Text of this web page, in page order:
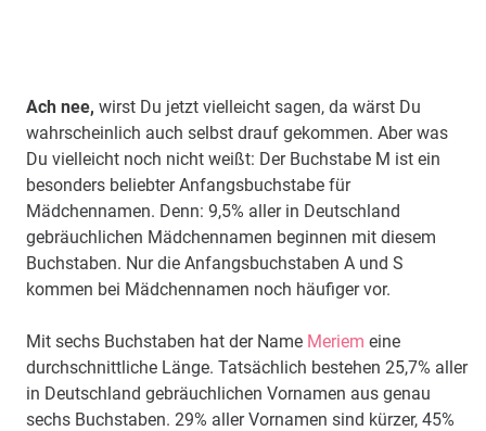
Ach nee, wirst Du jetzt vielleicht sagen, da wärst Du
wahrscheinlich auch selbst drauf gekommen. Aber was
Du vielleicht noch nicht weißt: Der Buchstabe M ist ein
besonders beliebter Anfangsbuchstabe für
Mädchennamen. Denn: 9,5% aller in Deutschland
gebräuchlichen Mädchennamen beginnen mit diesem
Buchstaben. Nur die Anfangsbuchstaben A und S
kommen bei Mädchennamen noch häufiger vor.
Mit sechs Buchstaben hat der Name Meriem eine
durchschnittliche Länge. Tatsächlich bestehen 25,7% aller
in Deutschland gebräuchlichen Vornamen aus genau
sechs Buchstaben. 29% aller Vornamen sind kürzer, 45%